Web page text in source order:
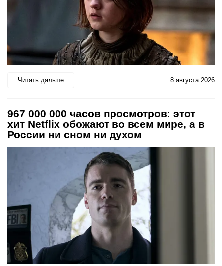
Читать дальше 8 августа 2026
967 000 000 часов просмотров: этот
хит Netflix обожают во всем мире, а в
России ни сном ни духом